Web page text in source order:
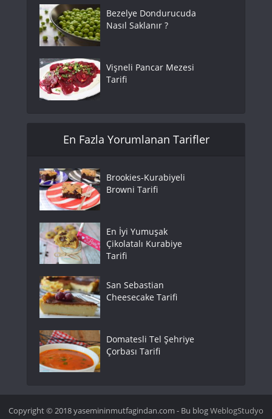
Bezelye Dondurucuda
Nasıl Saklanır ?
Vişneli Pancar Mezesi
Tarifi
En Fazla Yorumlanan Tarifler
Brookies-Kurabiyeli
Browni Tarifi
En İyi Yumuşak
Çikolatalı Kurabiye
Tarifi
San Sebastian
Cheesecake Tarifi
Domatesli Tel Şehriye
Çorbası Tarifi
Copyright © 2018 yasemininmutfagindan.com - Bu blogWeblogStudyo